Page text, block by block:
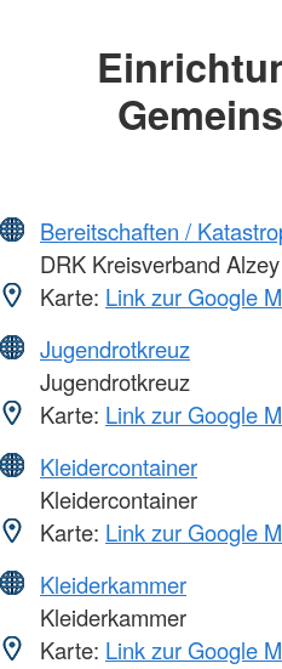
Bereitschaften /
DRK Kreisverband Alzey
Karte: Link zur Google
Jugendrotkreuz
Jugendrotkreuz
Karte: Link zur Google
Kleidercontainer
Kleidercontainer
Karte: Link zur Google
Kleiderkammer
Kleiderkammer
Karte: Link zur Google